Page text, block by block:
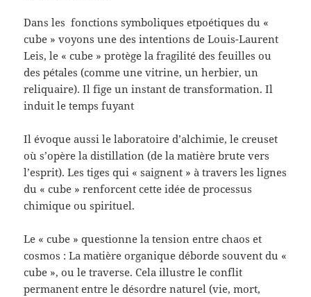
Dans les fonctions symboliques etpoétiques du «
cube » voyons une des intentions de Louis-Laurent
Leis, le « cube » protège la fragilité des feuilles ou
des pétales (comme une vitrine, un herbier, un
reliquaire). Il fige un instant de transformation. Il
induit le temps fuyant
Il évoque aussi le laboratoire d’alchimie, le creuset
où s’opère la distillation (de la matière brute vers
l’esprit). Les tiges qui « saignent » à travers les lignes
du « cube » renforcent cette idée de processus
chimique ou spirituel.
Le « cube » questionne la tension entre chaos et
cosmos : La matière organique déborde souvent du «
cube », ou le traverse. Cela illustre le conflit
permanent entre le désordre naturel (vie, mort,